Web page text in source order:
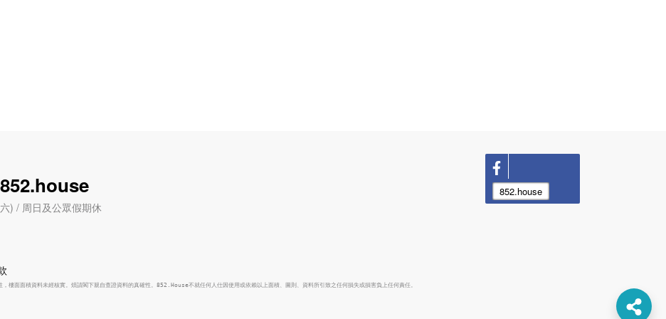
) / 周日及公眾假期休
852.house
面面積資料未經核實。煩請閣下親自查證資料的真確性。852.House不就任何人仕因使用或依賴以上面積、圖則、資料所引致之任何損失或損害負上任何責任。